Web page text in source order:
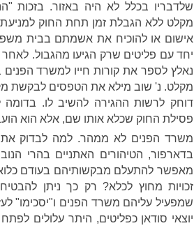
שלדבריו בכלל לא היה באזור. בזכות
מקלט ללא הגבלת זמן תחת החוק
אישום או להוכיח את אשמתם בבית
יחד עם פליטים שרק הגיעו מהגבול.
מקלט. נ' שוב מילא את הטפסים לבקשת
דוחק לרשות ההגירה להשיב לו.
פסילת החוק שכלא אותו שם, אלא הוא
משרד הפנים לא ממהר. למה לבדוק
בדארפור, הטיהורים האתניים בהרי
מאפשר להתעלם מבקשותיהם בעודם
זכויות מחוץ לכלא? רק כך ניתן
שמפעיל עליהם משרד הפנים ו"יסכימו"
יוצאי סודאן כפליטים, היתר עלולים